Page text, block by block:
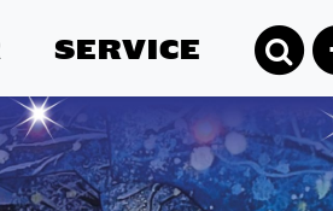
SERVICE